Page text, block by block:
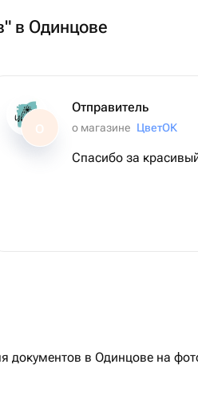
в Одинцове
О
Отправитель
о магазине ЦветОК
Спасибо за
🌟На Флаувау